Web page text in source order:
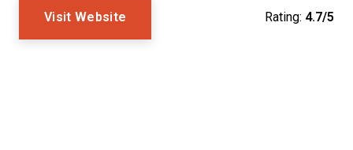
Visit Website Rating: 4.7/5